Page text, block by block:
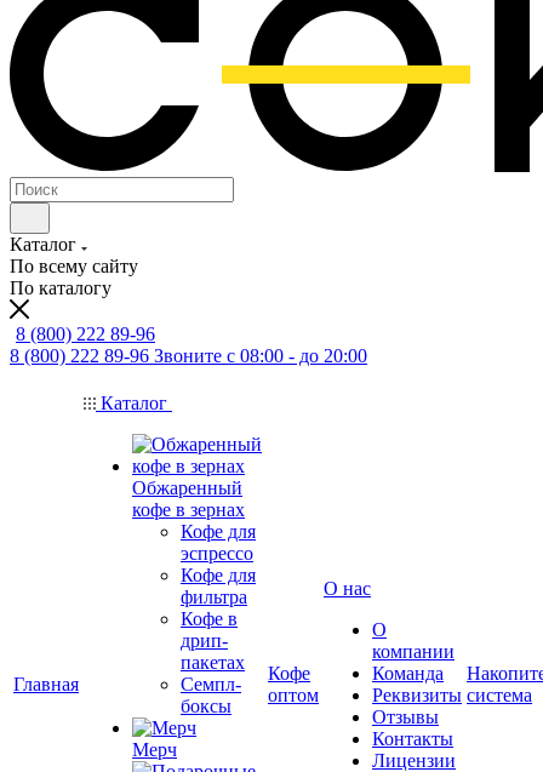
Каталог
По всему сайту
По каталогу
8 (800) 222 89-96
8 (800) 222 89-96 Звоните с 08:00 - до 20:00
Главная
Каталог
Обжаренный
кофе в зернах
Кофе для
эспрессо
Кофе для
фильтра
Кофе в
дрип-
пакетах
Семпл-
боксы
Мерч
Кофе
оптом
О нас
О
компании
Команда
Реквизиты
Отзывы
Контакты
Лицензии
система